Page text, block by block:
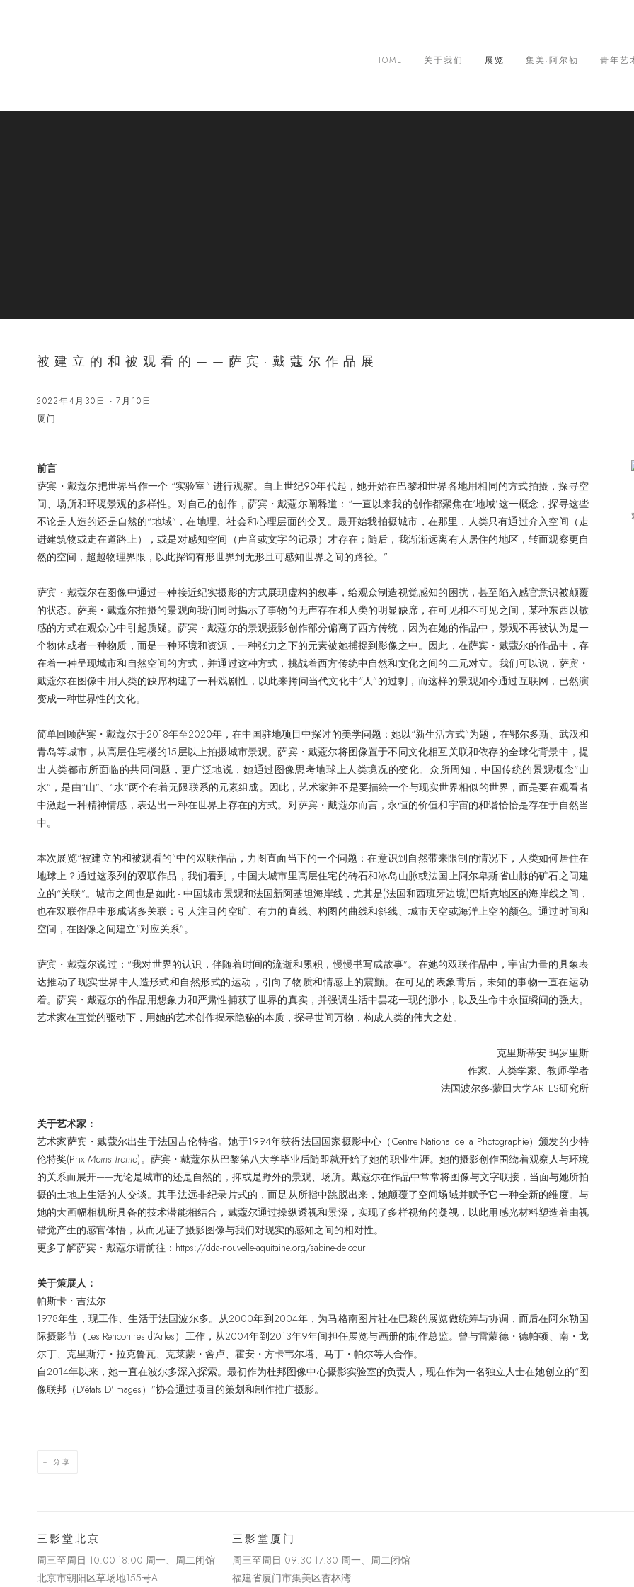
HOME 关于我们 展览 集美·阿尔勒 青年艺
被建立的和被观看的——萨宾·戴蔻尔作品展
2022年4月30日 - 7月10日
厦门
前言
萨宾・戴蔻尔把世界当作一个 “实验室” 进行观察。自上世纪90年代起，她开始在巴黎和世界各地用相同的方式拍摄，探寻空
间、场所和环境景观的多样性。对自己的创作，萨宾・戴蔻尔阐释道：“一直以来我的创作都聚焦在‘地域’这一概念，探寻这些
不论是人造的还是自然的“地域”，在地理、社会和心理层面的交叉。最开始我拍摄城市，在那里，人类只有通过介入空间（走
进建筑物或走在道路上），或是对感知空间（声音或文字的记录）才存在；随后，我渐渐远离有人居住的地区，转而观察更自
然的空间，超越物理界限，以此探询有形世界到无形且可感知世界之间的路径。”
萨宾・戴蔻尔在图像中通过一种接近纪实摄影的方式展现虚构的叙事，给观众制造视觉感知的困扰，甚至陷入感官意识被颠覆
的状态。萨宾・戴蔻尔拍摄的景观向我们同时揭示了事物的无声存在和人类的明显缺席，在可见和不可见之间，某种东西以敏
感的方式在观众心中引起质疑。萨宾・戴蔻尔的景观摄影创作部分偏离了西方传统，因为在她的作品中，景观不再被认为是一
个物体或者一种物质，而是一种环境和资源，一种张力之下的元素被她捕捉到影像之中。因此，在萨宾・戴蔻尔的作品中，存
在着一种呈现城市和自然空间的方式，并通过这种方式，挑战着西方传统中自然和文化之间的二元对立。我们可以说，萨宾・
戴蔻尔在图像中用人类的缺席构建了一种戏剧性，以此来拷问当代文化中“人”的过剩，而这样的景观如今通过互联网，已然演
变成一种世界性的文化。
简单回顾萨宾・戴蔻尔于2018年至2020年，在中国驻地项目中探讨的美学问题：她以“新生活方式”为题，在鄂尔多斯、武汉和
青岛等城市，从高层住宅楼的15层以上拍摄城市景观。萨宾・戴蔻尔将图像置于不同文化相互关联和依存的全球化背景中，提
出人类都市所面临的共同问题，更广泛地说，她通过图像思考地球上人类境况的变化。众所周知，中国传统的景观概念“山
水”，是由“山”、“水”两个有着无限联系的元素组成。因此，艺术家并不是要描绘一个与现实世界相似的世界，而是要在观看者
中激起一种精神情感，表达出一种在世界上存在的方式。对萨宾・戴蔻尔而言，永恒的价值和宇宙的和谐恰恰是存在于自然当
中。
本次展览“被建立的和被观看的”中的双联作品，力图直面当下的一个问题：在意识到自然带来限制的情况下，人类如何居住在
地球上？通过这系列的双联作品，我们看到，中国大城市里高层住宅的砖石和冰岛山脉或法国上阿尔卑斯省山脉的矿石之间建
立的“关联”。城市之间也是如此 - 中国城市景观和法国新阿基坦海岸线，尤其是(法国和西班牙边境)巴斯克地区的海岸线之间，
也在双联作品中形成诸多关联：引人注目的空旷、有力的直线、构图的曲线和斜线、城市天空或海洋上空的颜色。通过时间和
空间，在图像之间建立“对应关系”。
萨宾・戴蔻尔说过：“我对世界的认识，伴随着时间的流逝和累积，慢慢书写成故事”。在她的双联作品中，宇宙力量的具象表
达推动了现实世界中人造形式和自然形式的运动，引向了物质和情感上的震颤。在可见的表象背后，未知的事物一直在运动
着。萨宾・戴蔻尔的作品用想象力和严肃性捕获了世界的真实，并强调生活中昙花一现的渺小，以及生命中永恒瞬间的强大。
艺术家在直觉的驱动下，用她的艺术创作揭示隐秘的本质，探寻世间万物，构成人类的伟大之处。
克里斯蒂安·玛罗里斯
作家、人类学家、教师-学者
法国波尔多-蒙田大学ARTES研究所
关于艺术家：
艺术家萨宾・戴蔻尔出生于法国吉伦特省。她于1994年获得法国国家摄影中心（Centre National de la Photographie）颁发的少特
伦特奖(PrixMoins Trente)。萨宾・戴蔻尔从巴黎第八大学毕业后随即就开始了她的职业生涯。她的摄影创作围绕着观察人与环境
的关系而展开——无论是城市的还是自然的，抑或是野外的景观、场所。戴蔻尔在作品中常常将图像与文字联接，当面与她所拍
摄的土地上生活的人交谈。其手法远非纪录片式的，而是从所指中跳脱出来，她颠覆了空间场域并赋予它一种全新的维度。与
她的大画幅相机所具备的技术潜能相结合，戴蔻尔通过操纵透视和景深，实现了多样视角的凝视，以此用感光材料塑造着由视
错觉产生的感官体悟，从而见证了摄影图像与我们对现实的感知之间的相对性。
更多了解萨宾・戴蔻尔请前往：https://dda-nouvelle-aquitaine.org/sabine-delcour
关于策展人：
帕斯卡 ・ 吉法尔
1978年生，现工作、生活于法国波尔多。从2000年到2004年，为马格南图片社在巴黎的展览做统筹与协调，而后在阿尔勒国
际摄影节（Les Rencontres d'Arles）工作，从2004年到2013年9年间担任展览与画册的制作总监。曾与雷蒙德・ 德帕顿、南・戈
尔丁、克里斯汀 ・ 拉克鲁瓦、克莱蒙 ・ 舍卢、霍安 ・ 方卡韦尔塔、马丁 ・ 帕尔等人合作。
自2014年以来，她一直在波尔多深入探索。最初作为杜邦图像中心摄影实验室的负责人，现在作为一名独立人士在她创立的“图
像联邦（D’états D’images）”协会通过项目的策划和制作推广摄影。
分享
三影堂北京
周三至周日 10:00-18:00 周一、周二闭馆
北京市朝阳区草场地155号A
三影堂厦门
周三至周日 09:30-17:30 周一、周二闭馆
福建省厦门市集美区杏林湾